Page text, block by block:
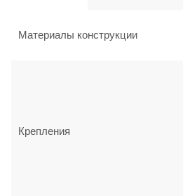
Материалы конструкции
Крепления